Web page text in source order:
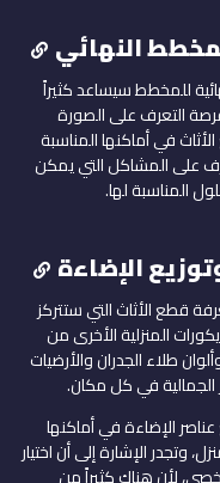
للمخطط سيساعد كثيراً
التعرف على الصورة
في أماكنها المناسبة
على المشاكل التي يمكن
المناسبة لها.
قطع الأثاث التي ستتركز
المنزلية الأخرى من
طلاء الجدران والأرضيات
في كل مكان.
الإضاءة في أماكنها
وتجدر الإشارة إلى أن اختيار